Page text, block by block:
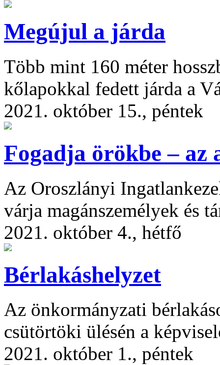
Megújul a járda
Több mint 160 méter
kőlapokkal fedett járda a
2021. október 15., péntek
Fogadja örökbe –
Az Oroszlányi
várja magánszemélyek és
2021. október 4., hétfő
Bérlakáshelyzet
Az önkormányzati
csütörtöki ülésén a
2021. október 1., péntek